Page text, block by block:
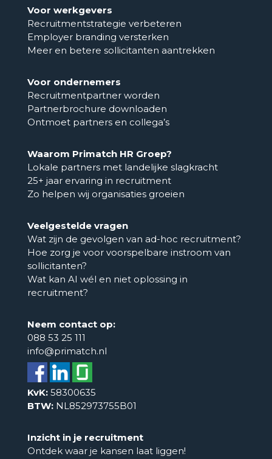
Voor werkgevers
Recruitmentstrategie verbeteren
Employer branding versterken
Meer en betere sollicitanten aantrekken
Voor ondernemers
Recruitmentpartner worden
Partnerbrochure downloaden
Ontmoet partners en collega’s
Waarom Primatch HR Groep?
Lokale partners met landelijke slagkracht
25+ jaar ervaring in recruitment
Zo helpen wij organisaties groeien
Veelgestelde vragen
Wat zijn de gevolgen van ad-hoc recruitment?
Hoe zorg je voor voorspelbare instroom van
sollicitanten?
Wat kan AI wél en niet oplossing in
recruitment?
Neem contact op:
088 53 25 111
info@primatch.nl
KvK:58300635
BTW:NL852973755B01
Inzicht in je recruitment
Ontdek waar je kansen laat liggen!